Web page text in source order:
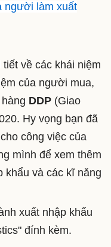
người làm xuất
về các khái niệm
của người mua,
DDP (Giao
Hy vọng bạn đã
công việc của
mình để xem thêm
khẩu và các kĩ năng
xuất nhập khẩu
đính kèm.